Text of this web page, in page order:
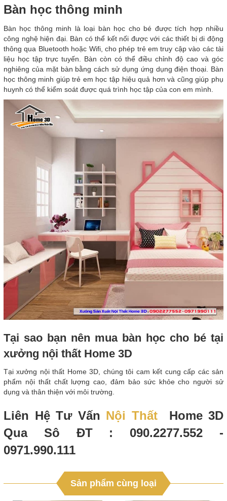
Bàn học thông minh
Bàn học thông minh là loại bàn học cho bé được tích hợp nhiều
công nghệ hiện đại. Bàn có thể kết nối được với các thiết bị di động
thông qua Bluetooth hoặc Wifi, cho phép trẻ em truy cập vào các tài
liệu học tập trực tuyến. Bàn còn có thể điều chỉnh độ cao và góc
nghiêng của mặt bàn bằng cách sử dụng ứng dụng điện thoại. Bàn
học thông minh giúp trẻ em học tập hiệu quả hơn và cũng giúp phụ
huynh có thể kiểm soát được quá trình học tập của con em mình.
Tại sao bạn nên mua bàn học cho bé tại
xưởng nội thất Home 3D
Tại xưởng nội thất Home 3D, chúng tôi cam kết cung cấp các sản
phẩm nội thất chất lượng cao, đảm bảo sức khỏe cho người sử
dụng và thân thiện với môi trường.
Liên Hệ Tư Vấn Nội ThấtHome 3D
Qua Sô ĐT : 090.2277.552 -
0971.990.111
Sản phẩm cùng loại